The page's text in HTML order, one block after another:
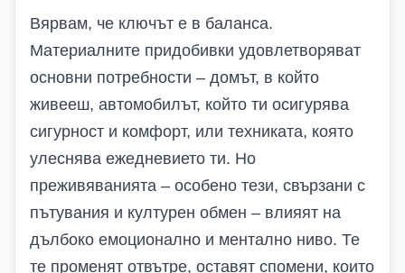
Вярвам, че ключът е в баланса.
Материалните придобивки удовлетворяват
основни потребности – домът, в който
живееш, автомобилът, който ти осигурява
сигурност и комфорт, или техниката, която
улеснява ежедневието ти. Но
преживяванията – особено тези, свързани с
пътувания и културен обмен – влияят на
дълбоко емоционално и ментално ниво. Те
те променят отвътре, оставят спомени, които